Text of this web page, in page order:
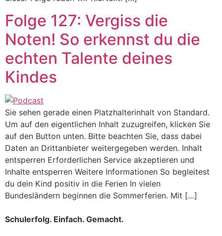
Folge 127: Vergiss die
Noten! So erkennst du die
echten Talente deines
Kindes
Sie sehen gerade einen Platzhalterinhalt von Standard.
Um auf den eigentlichen Inhalt zuzugreifen, klicken Sie
auf den Button unten. Bitte beachten Sie, dass dabei
Daten an Drittanbieter weitergegeben werden. Inhalt
entsperren Erforderlichen Service akzeptieren und
Inhalte entsperren Weitere Informationen So begleitest
du dein Kind positiv in die Ferien In vielen
Bundesländern beginnen die Sommerferien. Mit […]
Schulerfolg. Einfach. Gemacht.